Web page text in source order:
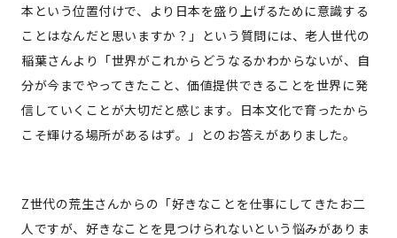
本という位置付けで、より日本を盛り上げるために意識する
ことはなんだと思いますか？」という質問には、老人世代の
稲葉さんより「世界がこれからどうなるかわからないが、自
分が今までやってきたこと、価値提供できることを世界に発
信していくことが大切だと感じます。日本文化で育ったから
こそ輝ける場所があるはず。」とのお答えがありました。
Z世代の荒生さんからの「好きなことを仕事にしてきたお二
人ですが、好きなことを見つけられないという悩みがありま